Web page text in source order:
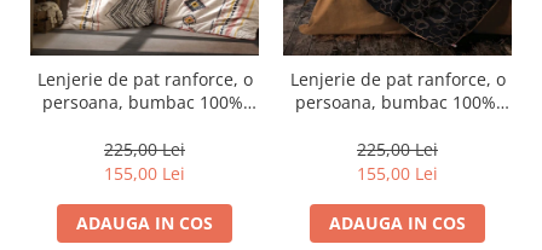
Lenjerie de pat ranforce, o
persoana, bumbac 100%,
225,00 Lei
155,00 Lei
ADAUGA IN COS
Lenjerie de pat ranforce, o
persoana, bumbac 100%,
225,00 Lei
155,00 Lei
ADAUGA IN COS